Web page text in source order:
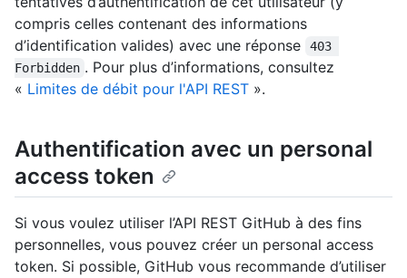
compris celles contenant des informations
d’identification valides) avec une réponse
403
Forbidden . Pour plus d’informations, consultez
« Limites de débit pour l'API REST ».
Authentification avec un personal
access token
Si vous voulez utiliser l’API REST GitHub à des fins
personnelles, vous pouvez créer un personal access
token. Si possible, GitHub vous recommande d’utiliser